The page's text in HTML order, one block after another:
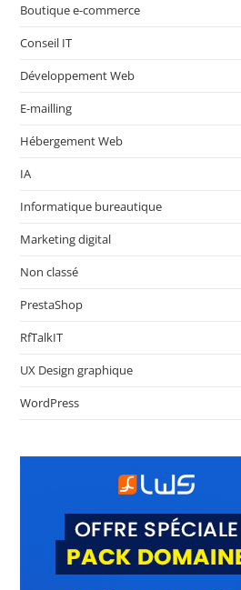
Boutique e-commerce
Conseil IT
Développement Web
E-mailling
Hébergement Web
IA
Informatique bureautique
Marketing digital
Non classé
PrestaShop
RfTalkIT
UX Design graphique
WordPress